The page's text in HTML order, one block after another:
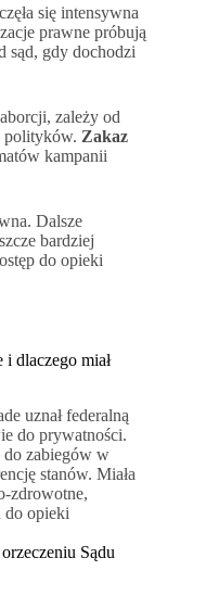
się intensywna
prawne próbują
sąd, gdy dochodzi
zależy od
polityków. Zakaz
kampanii
Dalsze
bardziej
do opieki
dlaczego miał
uznał federalną
do prywatności.
do zabiegów w
stanów. Miała
zdrowotne,
do opieki
Sądu